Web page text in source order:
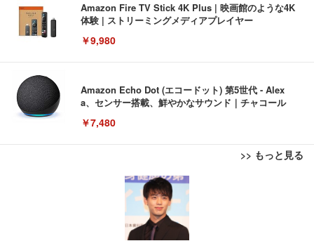
Amazon Fire TV Stick 4K Plus | 映画館のような4K
体験 | ストリーミングメディアプレイヤー
￥9,980
Amazon Echo Dot (エコードット) 第5世代 - Alex
a、センサー搭載、鮮やかなサウンド｜チャコール
￥7,480
>> もっと見る
[EdoErgo] オフィスチェア 椅子 テレワーク 疲れな
い 跳ね上げ式アームレスト コンパクト 約105度ロッ
キング pc 事務椅子 360度回転 座面昇降 強化ナイロ
ン樹脂ベース 通気性メッシュ 在宅ワーク H-WY01
(黒網+黒枠+黒足)
EIZO ビジネス向けプレミアムモニター | FlexScan
EV3240X-WT | 31.5型4K UHD・USB Type-C・ホワ
￥105,595
Amazonベーシック ペットシーツ 薄型 レギュラー 1
回使い捨て 無香料 ホワイト 300枚